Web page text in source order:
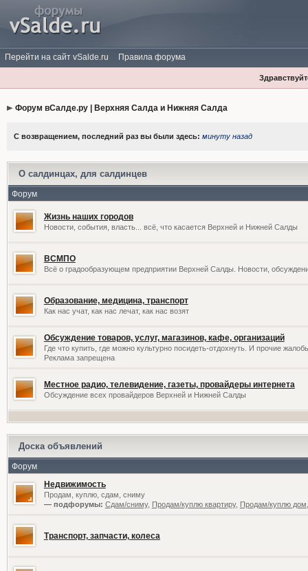
Перейти на сайт vSalde.ru Правила форума
Форум вСалде.ру | Верхняя Салда и Нижняя Салда
С возвращением, последний раз вы были здесь: минуту назад
О салдинцах, для салдинцев
Форум
Жизнь наших городов
Новости, события, власть... всё, что касается Верхней и Нижней Салды
ВСМПО
Всё о градообразующем предприятии Верхней Салды. Новости,
Образование, медицина, транспорт
Как нас учат, как нас лечат, как нас возят
Обсуждение товаров, услуг, магазинов, кафе, организаций
Где что купить, где можно культурно посидеть-отдохнуть. И прочие
Реклама запрещена
Местное радио, телевидение, газеты, провайдеры интернета
Обсуждение всех провайдеров Верхней и Нижней Салды
Доска объявлений
Форум
Недвижимость
Продам, куплю, сдам, сниму
— подфорумы: Сдам/сниму, Продам/куплю квартиру, Продам/куплю
Транспорт, запчасти, колеса